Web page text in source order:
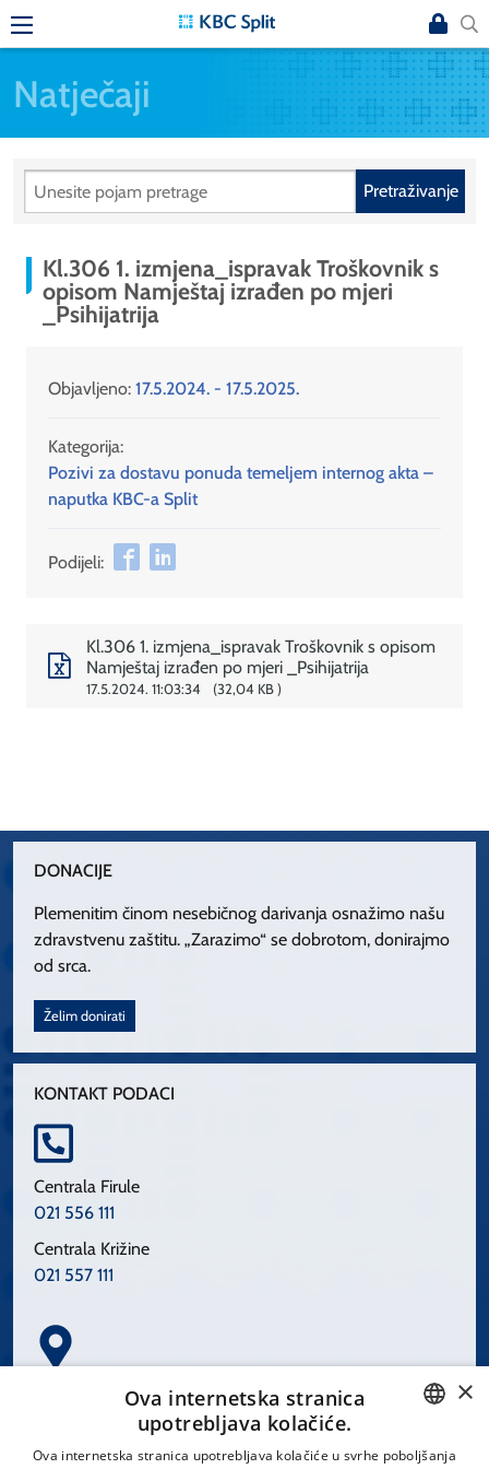
Natječaji
Pretraživanje
Kl.306 1. izmjena_ispravak Troškovnik s
opisom Namještaj izrađen po mjeri
_Psihijatrija
Objavljeno: 17.5.2024. - 17.5.2025.
Kategorija:
Pozivi za dostavu ponuda temeljem internog akta –
naputka KBC-a Split
Podijeli:
Kl.306 1. izmjena_ispravak Troškovnik s opisom
Namještaj izrađen po mjeri _Psihijatrija
17.5.2024. 11:03:34 32,04 KB
DONACIJE
Plemenitim činom nesebičnog darivanja osnažimo našu
zdravstvenu zaštitu. „Zarazimo“ se dobrotom, donirajmo
od srca.
Želim donirati
KONTAKT PODACI
Centrala Firule
021 556 111
Centrala Križine
021 557 111
Spinčićeva 1, 21000 Split
CROATIAN
×
Ova internetska stranica
upotrebljava kolačiće.
Ova internetska stranica upotrebljava kolačiće u svrhe poboljšanja